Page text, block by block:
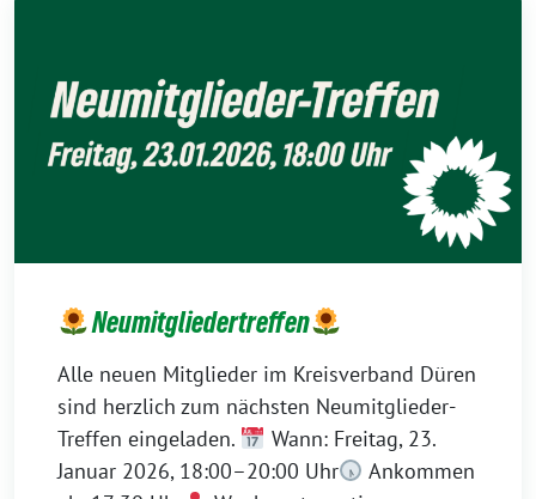
Neumitgliedertreffen
Alle neuen Mitglieder im Kreisverband Düren
sind herzlich zum nächsten Neumitglieder-
Treffen eingeladen.
Wann: Freitag, 23.
Januar 2026, 18:00–20:00 Uhr
Ankommen